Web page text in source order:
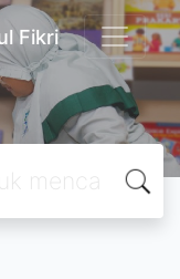
Fikri